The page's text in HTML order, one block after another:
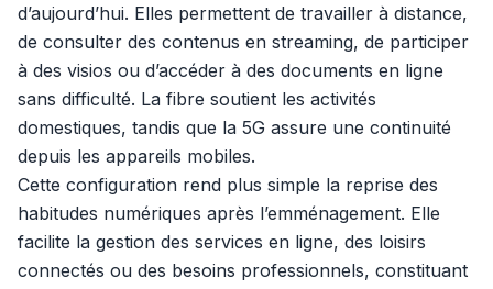
d’aujourd’hui. Elles permettent de travailler à distance,
de consulter des contenus en streaming, de participer
à des visios ou d’accéder à des documents en ligne
sans difficulté. La fibre soutient les activités
domestiques, tandis que la 5G assure une continuité
depuis les appareils mobiles.
Cette configuration rend plus simple la reprise des
habitudes numériques après l’emménagement. Elle
facilite la gestion des services en ligne, des loisirs
connectés ou des besoins professionnels, constituant